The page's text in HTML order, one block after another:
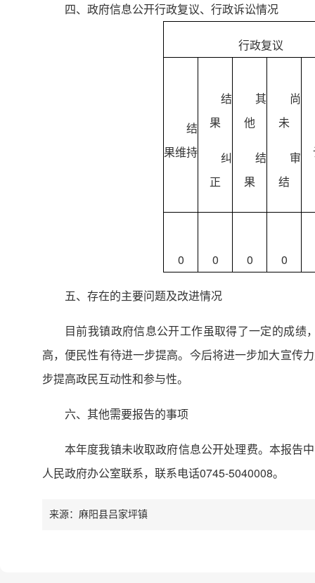
四、政府信息公开行政复议、行政诉讼情况
行政复议
结
果维持
结
果
纠
正
其
他
结
果
尚
未
审
结
0 0 0 0
五、存在的主要问题及改进情况
目前我镇政府信息公开工作虽取得了一定的成
高，便民性有待进一步提高。今后将进一步加大宣传
步提高政民互动性和参与性。
六、其他需要报告的事项
本年度我镇未收取政府信息公开处理费。本报告
人民政府办公室联系，联系电话0745-5040008。
来源：麻阳县吕家坪镇